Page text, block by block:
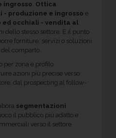
ingrosso, Ottica
- produzione e ingrosso e
occhiali - vendita al
dello stesso settore. È il punto
forniture, servizi o soluzioni
comparto.
per zona e profilo
azioni più precise verso
dal prospecting al follow-
segmentazioni
il pubblico più adatto e
verso il settore